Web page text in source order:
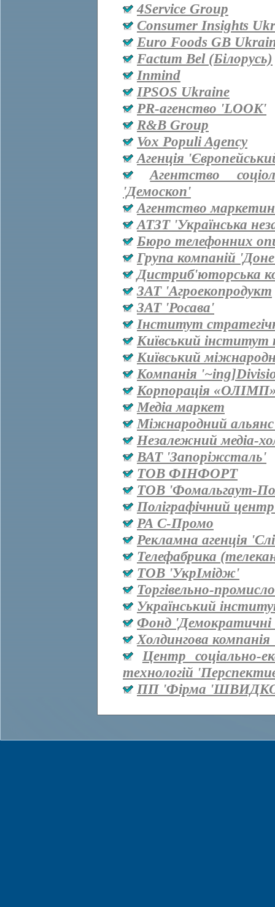
4Service Group
Consumer Insights
Euro Foods GB
Factum Bel (Білорусь)
Inmind
IPSOS Ukraine
PR-агенство 'LOOK'
R&B Group
Vox Populi Agency
Агенція
Агентство
'Демоскоп'
Агентство
АТЗТ 'Українська
Бюро телефонних
Група компаній
Дистриб'юторська
ЗАТ 'Агроекопродукт
ЗАТ 'Росава'
Інститут
Київський інститут
Київський
Компанія
Корпорація
Медіа маркет
Міжнародний
Незалежний медіа-
ВАТ 'Запоріжсталь'
ТОВ ФІНФОРТ
ТОВ 'Фомальгаут-
Поліграфічний
РА С-Промо
Рекламна агенція
Телефабрика
ТОВ 'УкрІмідж'
Торгівельно-
Український
Фонд 'Демократичні
Холдингова
Центр соціально-
технологій
ПП 'Фірма